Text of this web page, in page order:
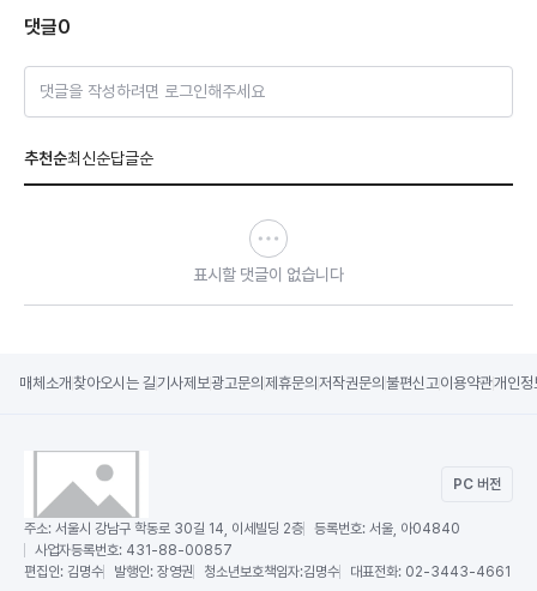
댓글0
댓글을 작성하려면 로그인해주세요
추천순최신순답글순
표시할 댓글이 없습니다
매체소개 찾아오시는 길기사제보광고문의 제휴문의 저작권문의 불편신고이용약관개인정
PC 버전
주소: 서울시 강남구 학동로 30길 14, 이세빌딩 2층 등록번호: 서울, 아04840
사업자등록번호: 431-88-00857
편집인: 김명수 발행인: 장영권 청소년보호책임자:김명수 대표전화: 02-3443-4661